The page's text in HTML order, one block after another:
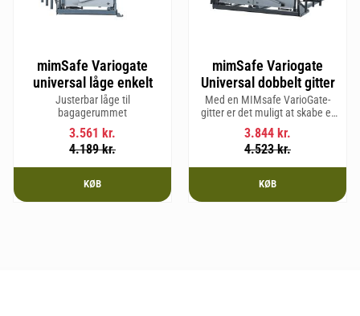
mimSafe Variogate
universal låge enkelt
Justerbar låge til
bagagerummet
3.561 kr.
4.189kr.
KØB
mimSafe Variogate
Universal dobbelt gitter
Med en MIMsafe VarioGate-
gitter er det muligt at skabe et
aflukket område i hele
bagagerummet, som kan
bruges til transport af hunde
3.844 kr.
4.523kr.
KØB